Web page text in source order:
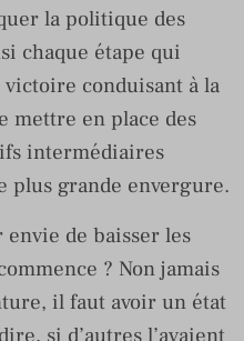
la politique des
chaque étape qui
conduisant à la
mettre en place des
intermédiaires
plus grande envergure.
envie de baisser les
? Non jamais
il faut avoir un état
si d’autres l’avaient